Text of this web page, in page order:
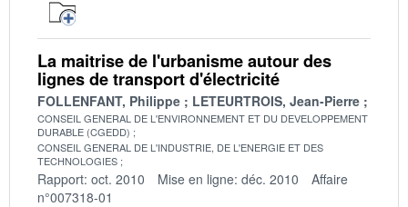
La maitrise de l'urbanisme autour des
lignes de transport d'électricité
FOLLENFANT, Philippe LETEURTROIS, Jean-Pierre
CONSEIL GENERAL DE L'ENVIRONNEMENT ET DU DEVELOPPEMENT
DURABLE (CGEDD)
CONSEIL GENERAL DE L'INDUSTRIE, DE L'ENERGIE ET DES
TECHNOLOGIES
Rapport: oct. 2010 Mise en ligne: déc. 2010
Affaire
n°007318-01